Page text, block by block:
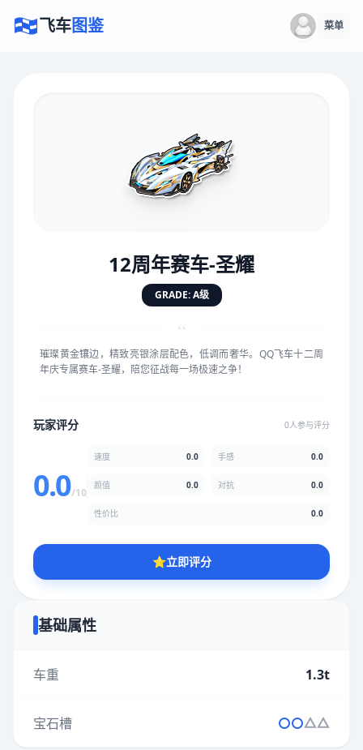
飞车图鉴 菜单
12周年赛车-圣耀
GRADE: A级
“
璀璨黄金镶边，精致亮银涂层配色，低调而奢华。QQ飞车十二周
年庆专属赛车-圣耀，陪您征战每一场极速之争！
玩家评分 0人参与评分
0.0/10
速度 0.0 手感 0.0
颜值 0.0 对抗 0.0
性价比 0.0
⭐立即评分
基础属性
车重 1.3t
宝石槽
★★★★★★
手感 5.0分
★★ ★ ★
性价比
★★★★★★★★★★